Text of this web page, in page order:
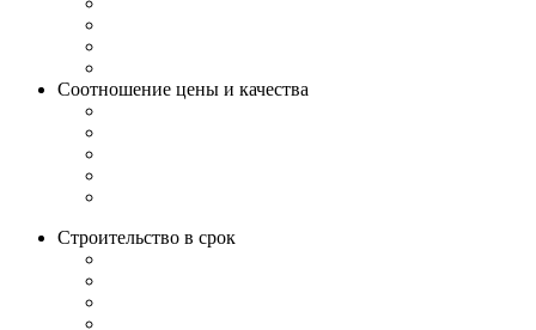
Соотношение цены и качества
Строительство в срок